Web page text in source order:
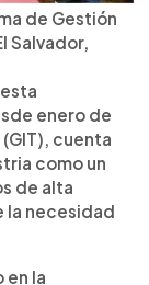
de Gestión
Salvador,
enero de
cuenta
como un
de alta
la necesidad
en la